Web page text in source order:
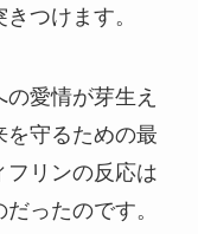
つけます。
愛情が芽生え
を守るための最
フリンの反応は
ったのです。